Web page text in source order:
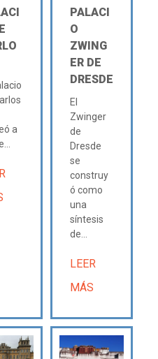
a
PALACI
O
ZWING
ER DE
DRESDE
El
Zwinger
de
Dresde
se
construy
ó como
una
síntesis
de...
LEER
MÁS